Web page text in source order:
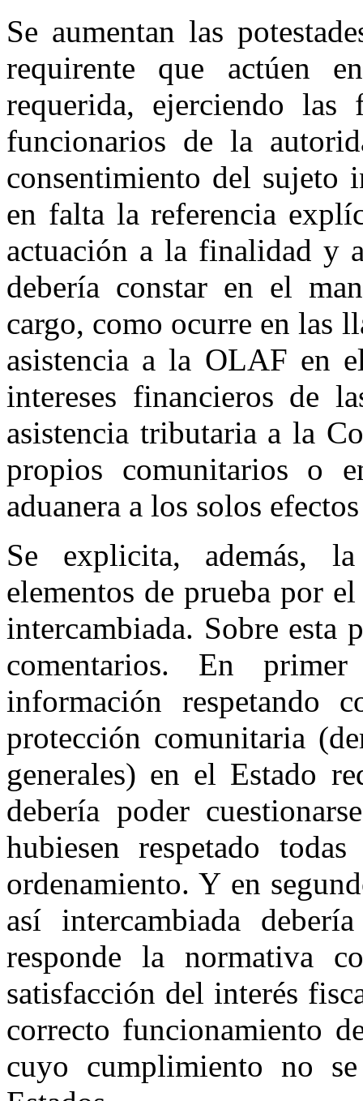
Se aumentan las
requirente que actúen
requerida, ejerciendo las
funcionarios de la
consentimiento del sujeto
en falta la referencia
actuación a la finalidad y
debería constar en el
cargo, como ocurre en las
asistencia a la OLAF en
intereses financieros de
asistencia tributaria a la
propios comunitarios o
aduanera a los solos
Se explicita, además,
elementos de prueba por
intercambiada. Sobre esta
comentarios. En
información respetando
protección comunitaria
generales) en el Estado
debería poder
hubiesen respetado
ordenamiento. Y en
así intercambiada
responde la normativa
satisfacción del interés
correcto funcionamiento
cuyo cumplimiento no